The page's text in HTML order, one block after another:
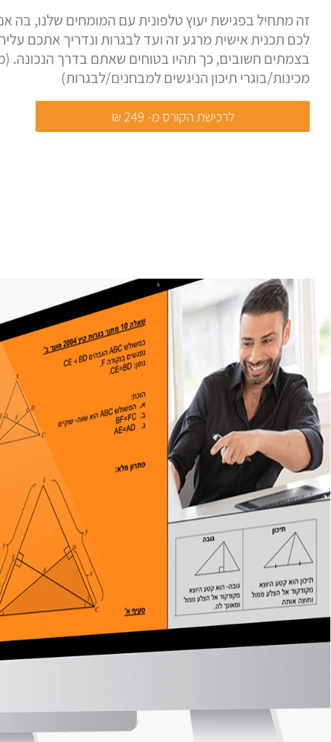
זה מתחיל בפגישת יעוץ טלפונית עם המומחים שלנו, בה
לכם תכנית אישית מרגע זה ועד לבגרות ונדריך אתכם
בצמתים חשובים, כך תהיו בטוחים שאתם בדרך הנכונה.
מכינות/בוגרי תיכון הניגשים למבחנים/לבגרות)
לרכישת הקורס מ- 249 ₪